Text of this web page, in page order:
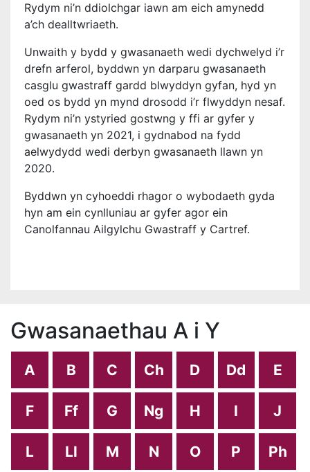
Rydym ni’n ddiolchgar iawn am eich amynedd
a’ch dealltwriaeth.
Unwaith y bydd y gwasanaeth wedi dychwelyd i’r
drefn arferol, byddwn yn darparu gwasanaeth
casglu gwastraff gardd blwyddyn gyfan, hyd yn
oed os bydd yn mynd drosodd i’r flwyddyn nesaf.
Rydym ni’n ystyried gostwng y ffi ar gyfer y
gwasanaeth yn 2021, i gydnabod na fydd
aelwydydd wedi derbyn gwasanaeth llawn yn
2020.
Byddwn yn cyhoeddi rhagor o wybodaeth gyda
hyn am ein cynlluniau ar gyfer agor ein
Canolfannau Ailgylchu Gwastraff y Cartref.
Gwasanaethau A i Y
A B C Ch D Dd E
F Ff G Ng H I J
L Ll M N O P Ph